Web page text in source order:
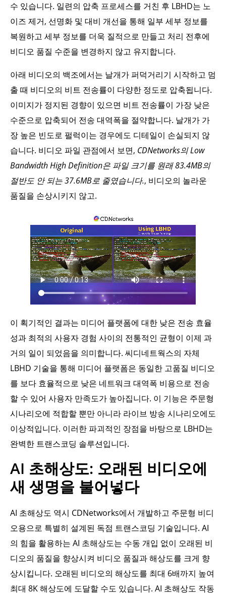
수 있습니다. 일련의 압축 프로세스를 거친 후 LBHD는 노
이즈 제거, 선명화 및 대비 개선을 통해 일부 세부 정보를
복원하고 세부 정보를 더욱 질적으로 만들고 처리 전후에
비디오 품질 수준을 변경하지 않고 유지합니다.
아래 비디오의 백조에서는 날개가 퍼덕거리기 시작하고 멈
출 때 비디오의 비트 전송률이 다양한 정도로 압축됩니다.
이미지가 정지된 경향이 있으면 비트 전송률이 가장 낮은
수준으로 압축되어 전송 대역폭을 절약합니다. 날개가 가
장 높은 빈도로 펄럭이는 경우에도 디테일이 손실되지 않
습니다. 비디오 파일 관점에서 보면, CDNetworks의 Low
Bandwidth High Definition은 파일 크기를 원래 83.4MB의
절반도 안 되는 37.6MB로 줄였습니다., 비디오의 놀라운
품질을 손상시키지 않고.
이 획기적인 결과는 미디어 플랫폼에 대한 낮은 전송 효율
성과 최적의 사용자 경험 사이의 전통적인 균형이 이제 과
거의 일이 되었음을 의미합니다. 씨디네트웍스의 자체
LBHD 기술을 통해 미디어 플랫폼은 동일한 고품질 비디오
를 보다 효율적으로 낮은 네트워크 대역폭 비용으로 전송
할 수 있어 사용자 만족도가 높아집니다. 이 기능은 주문형
시나리오에 적합할 뿐만 아니라 라이브 방송 시나리오에도
이상적입니다. 이러한 파괴적인 장점을 바탕으로 LBHD는
완벽한 트랜스코딩 솔루션입니다.
AI 초해상도: 오래된 비디오에
새 생명을 불어넣다
AI 초해상도 역시 CDNetworks에서 개발하고 주문형 비디
오용으로 특별히 설계된 독점 트랜스코딩 기술입니다. AI
의 힘을 활용하는 AI 초해상도는 수동 개입 없이 오래된 비
디오의 품질을 향상시켜 비디오 품질과 해상도를 크게 향
상시킵니다. 오래된 비디오의 해상도를 최대 6배까지 높여
최대 8K 해상도에 도달할 수도 있습니다. AI 초해상도 작동